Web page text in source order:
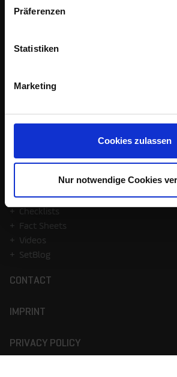
Präferenzen
Statistiken
Marketing
Cookies zulassen
Nur notwendige Cookies
Global Logistics
Customers
Press
Case Studies
Checklists
Fact Sheets
Videos
SetBlog
CONTACT
IMPRINT
PRIVACY POLICY